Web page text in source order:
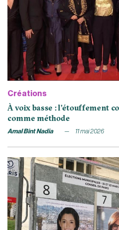
Créations
À voix basse : l’étouffement
comme méthode
Amal Bint Nadia 11 mai 2026